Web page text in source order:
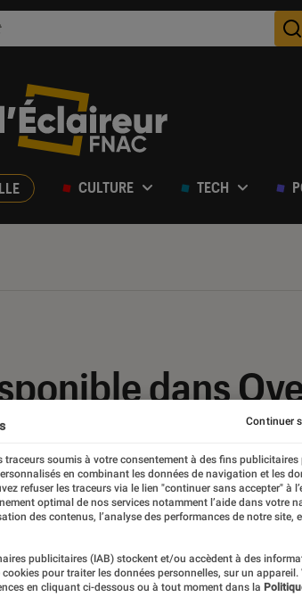
CULTURE TECH
dans
Les
traceurs soumis à votre consentement à des fins publicitaires
en combinant les données de navigation et les
refuser les traceurs via le lien "continuer sans accepter" à
optimal de nos services notamment l’aide dans votre
des contenus, l’analyse des performances de notre site,
publicitaires (IAB) stockent et/ou accèdent à des
pour traiter les données personnelles, sur un appareil.
en cliquant ci-dessous ou à tout moment dans la
Continuer